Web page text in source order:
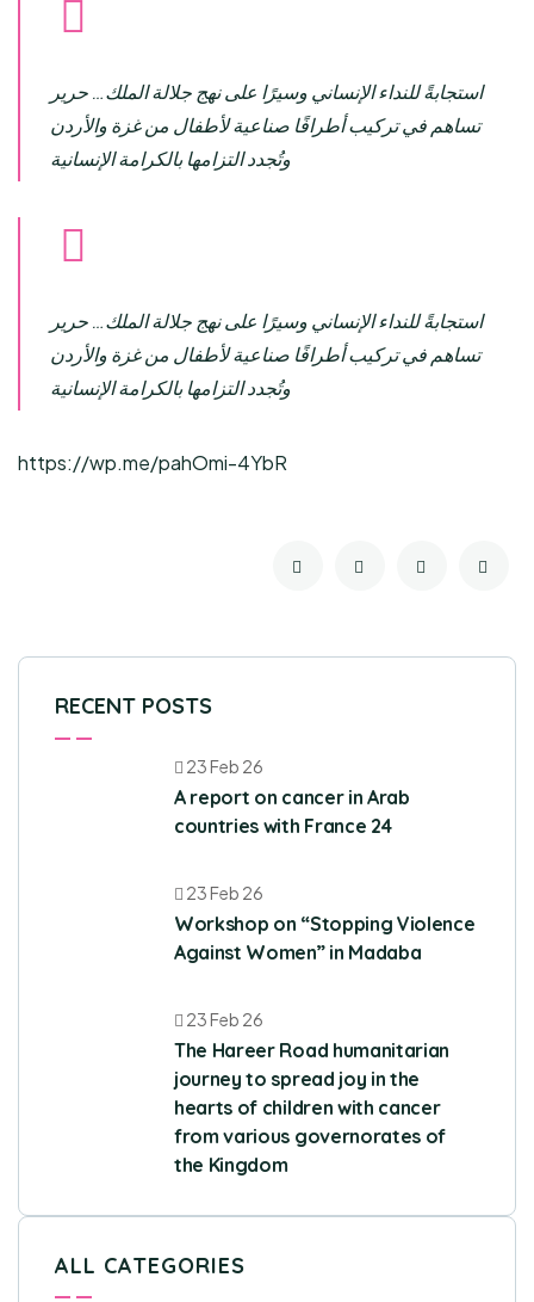
استجابةً للنداء الإنساني وسيرًا على نهج جلالة الملك… حرير
تساهم في تركيب أطرافًا صناعية لأطفال من غزة والأردن
وتُجدد التزامها بالكرامة الإنسانية
استجابةً للنداء الإنساني وسيرًا على نهج جلالة الملك… حرير
تساهم في تركيب أطرافًا صناعية لأطفال من غزة والأردن
وتُجدد التزامها بالكرامة الإنسانية
https://wp.me/pahOmi-4YbR
RECENT POSTS
23 Feb 26
A report on cancer in Arab
countries with France 24
23 Feb 26
Workshop on “Stopping Violence
Against Women” in Madaba
23 Feb 26
The Hareer Road humanitarian
journey to spread joy in the
hearts of children with cancer
from various governorates of
the Kingdom
ALL CATEGORIES